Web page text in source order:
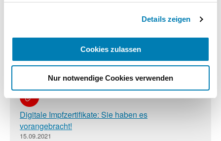
Impressum
Details zeigen
Cookies zulassen
Nur notwendige Cookies verwenden
vor
COVID-19-Impfzertifikate können ausschließlich für
Impfungen ausgestellt werden
12.01.2022
Digitale Impfzertifikate: Sie haben es
vorangebracht!
15.09.2021